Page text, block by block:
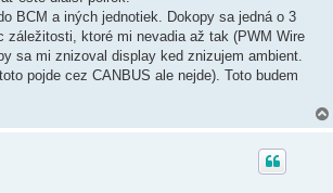
BCM a iných jednotiek. Dokopy sa jedná o 3
záležitosti, ktoré mi nevadia až tak (PWM Wire
sa mi znizoval display ked znizujem ambient.
pojde cez CANBUS ale nejde). Toto budem